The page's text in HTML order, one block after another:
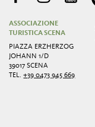
ASSOCIAZIONE
TURISTICA SCENA
PIAZZA ERZHERZOG
JOHANN 1/D
39017 SCENA
TEL.+39 0473 945 669